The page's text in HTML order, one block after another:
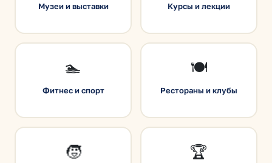
Музеи и выставки Курсы и лекции
🏊
Фитнес и спорт
🍽️
Рестораны и клубы
🧒 🏆